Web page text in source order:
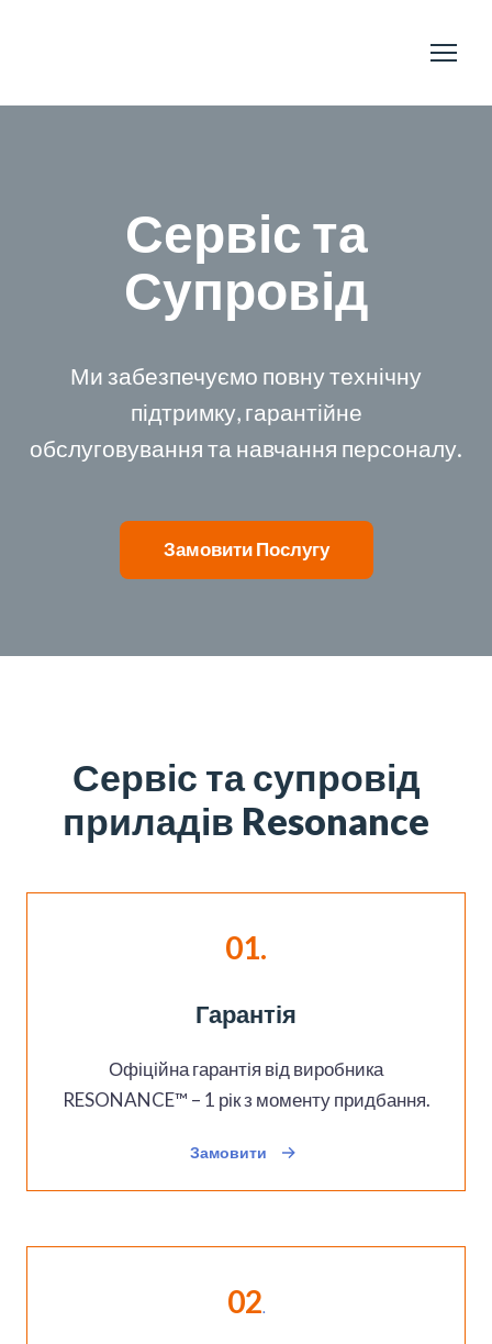
Сервіс та
Супровід
Ми забезпечуємо повну технічну
підтримку, гарантійне
обслуговування та навчання персоналу.
Замовити Послугу
Сервіс та супровід
приладів Resonance
01.
Гарантія
Офіційна гарантія від виробника
RESONANCE™ – 1 рік з моменту придбання.
Замовити
02.